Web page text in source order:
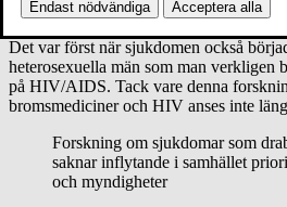
priviligierade samhällsskikt ansåg man
Det var först när sjukdomen också
heterosexuella män som man verkligen
på HIV/AIDS. Tack vare denna
bromsmediciner och HIV anses inte
Forskning om sjukdomar som
saknar inflytande i samhället
och myndigheter
Endast nödvändiga Acceptera alla